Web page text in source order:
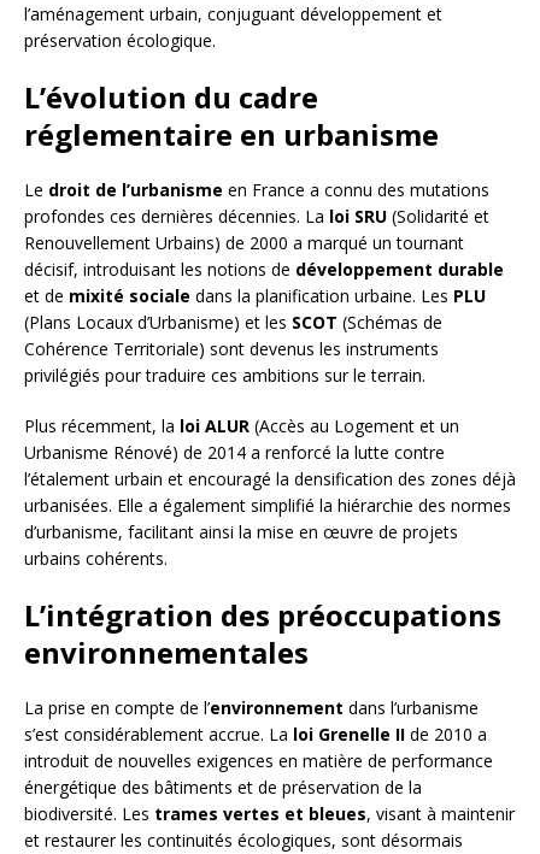
l’aménagement urbain, conjuguant développement et
préservation écologique.
L’évolution du cadre
réglementaire en urbanisme
Le droit de l’urbanisme en France a connu des mutations
profondes ces dernières décennies. La loi SRU (Solidarité et
Renouvellement Urbains) de 2000 a marqué un tournant
décisif, introduisant les notions de développement durable
et de mixité sociale dans la planification urbaine. Les PLU
(Plans Locaux d’Urbanisme) et les SCOT (Schémas de
Cohérence Territoriale) sont devenus les instruments
privilégiés pour traduire ces ambitions sur le terrain.
Plus récemment, la loi ALUR (Accès au Logement et un
Urbanisme Rénové) de 2014 a renforcé la lutte contre
l’étalement urbain et encouragé la densification des zones déjà
urbanisées. Elle a également simplifié la hiérarchie des normes
d’urbanisme, facilitant ainsi la mise en œuvre de projets
urbains cohérents.
L’intégration des préoccupations
environnementales
La prise en compte de l’environnement dans l’urbanisme
s’est considérablement accrue. La loi Grenelle II de 2010 a
introduit de nouvelles exigences en matière de performance
énergétique des bâtiments et de préservation de la
biodiversité. Les trames vertes et bleues, visant à maintenir
et restaurer les continuités écologiques, sont désormais